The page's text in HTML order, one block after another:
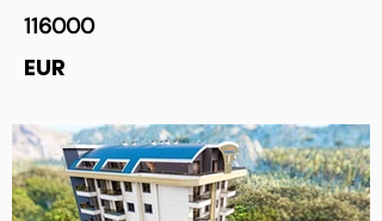
116000
EUR